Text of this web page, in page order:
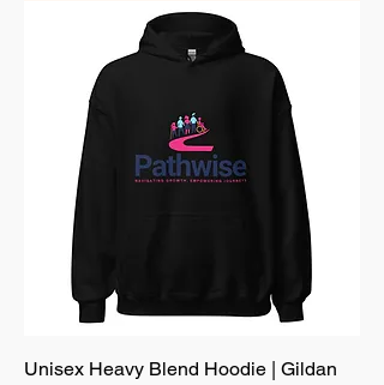
Unisex Heavy Blend Hoodie | Gildan